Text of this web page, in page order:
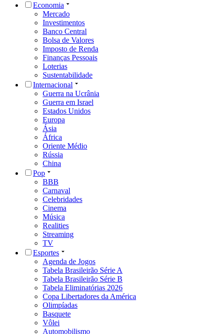
Economia
Mercado
Investimentos
Banco Central
Bolsa de Valores
Imposto de Renda
Finanças Pessoais
Loterias
Sustentabilidade
Internacional
Guerra na Ucrânia
Guerra em Israel
Estados Unidos
Europa
Ásia
África
Oriente Médio
Rússia
China
Pop
BBB
Carnaval
Celebridades
Cinema
Música
Realities
Streaming
TV
Esportes
Agenda de Jogos
Tabela Brasileirão Série A
Tabela Brasileirão Série B
Tabela Eliminatórias 2026
Copa Libertadores da América
Olimpíadas
Basquete
Vôlei
Automobilismo